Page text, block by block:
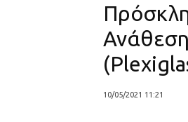
10/05/2021 11:21